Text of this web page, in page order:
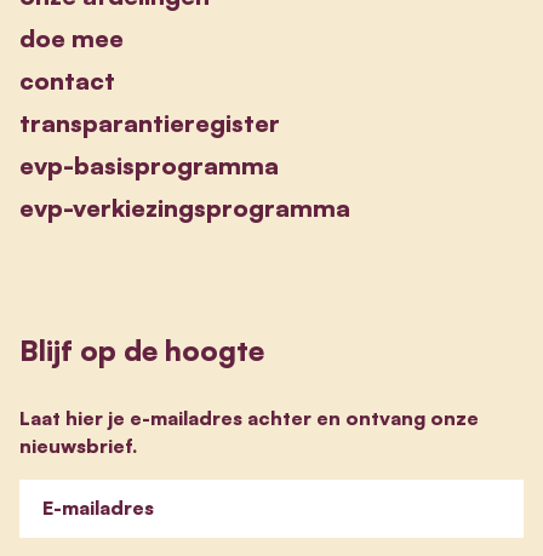
doe mee
contact
transparantieregister
evp-basisprogramma
evp-verkiezingsprogramma
Blijf op de hoogte
Laat hier je e-mailadres achter en ontvang onze
nieuwsbrief.
E-mailadres